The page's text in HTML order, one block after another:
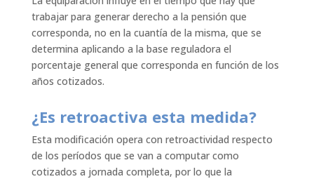
trabajar para generar derecho a la pensión que
corresponda, no en la cuantía de la misma, que se
determina aplicando a la base reguladora el
porcentaje general que corresponda en función de los
años cotizados.
¿Es retroactiva esta medida?
Esta modificación opera con retroactividad respecto
de los períodos que se van a computar como
cotizados a jornada completa, por lo que la